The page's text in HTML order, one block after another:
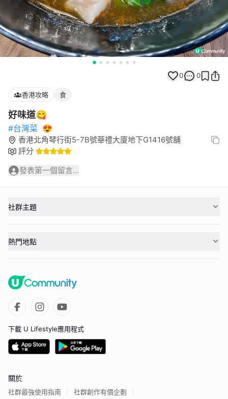
0 0
香港攻略 食
好味道😋
#台灣菜 😍
香港北角琴行街5-7B號華禮大廈地下G1416號舖
評分
發表第一個留言...
社群主題
熱門地點
下載 U Lifestyle應用程式
關於
社群最強使用指南 社群創作有價企劃